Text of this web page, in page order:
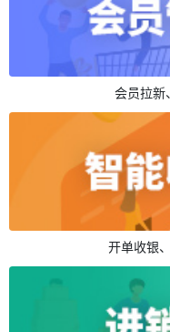
会员拉新
开单收银